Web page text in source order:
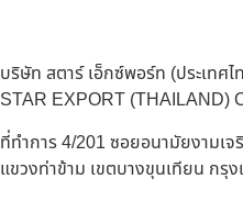
บริษัท สตาร์ เอ็กซ์พอร์ท (ประเทศ
STAR EXPORT (THAILAND)
ที่ทำการ 4/201 ซอยอนามัยงามเ
แขวงท่าข้าม เขตบางขุนเทียน กรุ